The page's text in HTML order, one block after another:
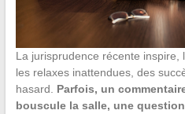
La jurisprudence récente inspire,
les relaxes inattendues, des
hasard. Parfois, un
bouscule la salle, une